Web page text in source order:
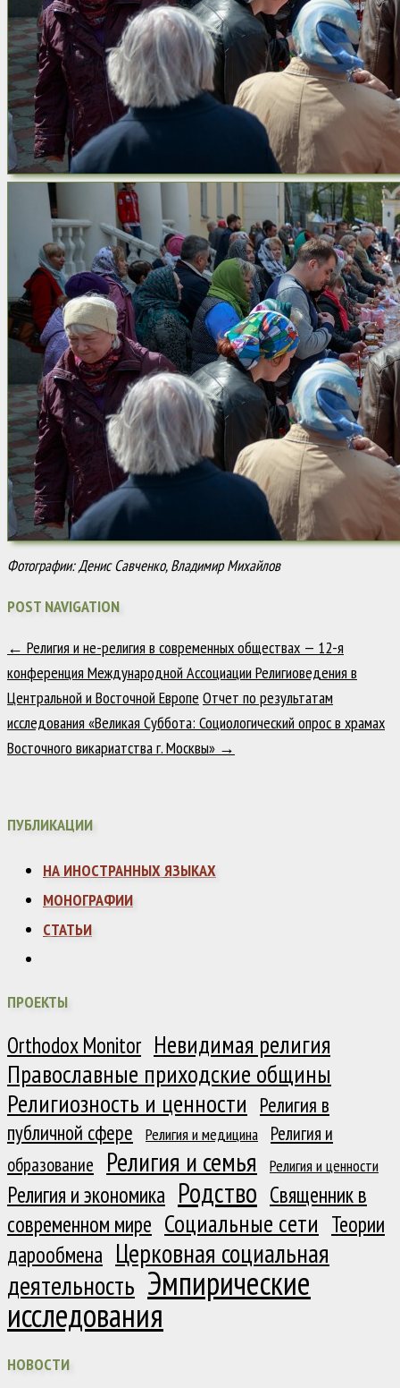
Фотографии: Денис Савченко, Владимир Михайлов
POST NAVIGATION
← Религия и не-религия в современных обществах — 12-я
конференция Международной Ассоциации Религиоведения в
Центральной и Восточной Европе Отчет по результатам
исследования «Великая Суббота: Социологический опрос в храмах
Восточного викариатства г. Москвы» →
ПУБЛИКАЦИИ
НА ИНОСТРАННЫХ ЯЗЫКАХ
МОНОГРАФИИ
СТАТЬИ
ПРОЕКТЫ
Orthodox Monitor Невидимая религия
Православные приходские общины
Религиозность и ценности Религия в
публичной сфере
Религия и медицина
Религия и
образование
Религия и семья Религия и ценности
Религия и экономика Родство Священник в
современном мире Социальные сети Теории
дарообмена Церковная социальная
деятельность Эмпирические
исследования
НОВОСТИ